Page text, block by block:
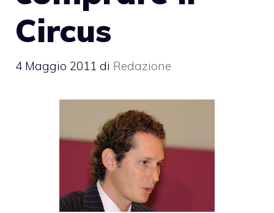
Circus
4 Maggio 2011 di Redazione